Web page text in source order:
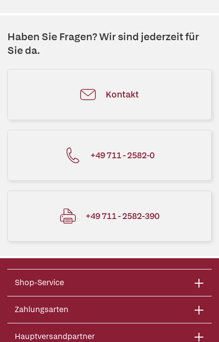
Haben Sie Fragen? Wir sind jederzeit für
Sie da.
Kontakt
+49 711 - 2582-0
+49 711 - 2582-390
Shop-Service
Zahlungsarten
Hauptversandpartner